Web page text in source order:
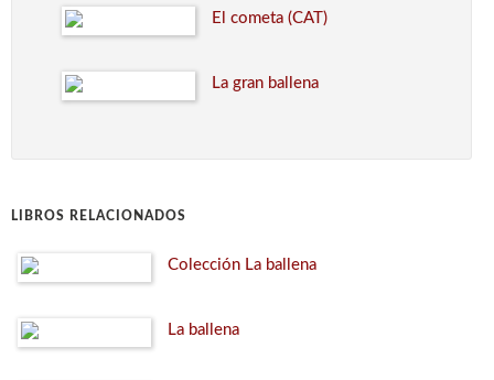
El cometa (CAT)
La gran ballena
LIBROS RELACIONADOS
Colección La ballena
La ballena